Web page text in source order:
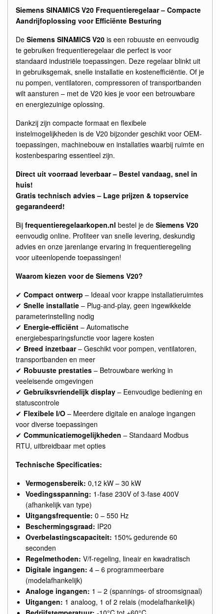
Siemens SINAMICS V20 Frequentieregelaar – Compacte
Aandrijfoplossing voor Efficiënte Besturing
De Siemens SINAMICS V20 is een robuuste en eenvoudig
te gebruiken frequentieregelaar die perfect is voor
standaard industriële toepassingen. Deze regelaar blinkt uit
in gebruiksgemak, snelle installatie en kostenefficiëntie. Of je
nu pompen, ventilatoren, compressoren of transportbanden
wilt aansturen – met de V20 kies je voor een betrouwbare
en energiezuinige oplossing.
Dankzij zijn compacte formaat en flexibele
instelmogelijkheden is de V20 bijzonder geschikt voor OEM-
toepassingen, machinebouw en installaties waarbij ruimte en
kostenbesparing essentieel zijn.
Direct uit voorraad leverbaar – Bestel vandaag, snel in
huis!
Gratis technisch advies – Lage prijzen & topservice
gegarandeerd!
Bij frequentieregelaarkopen.nl bestel je de Siemens V20
eenvoudig online. Profiteer van snelle levering, deskundig
advies en onze jarenlange ervaring in frequentieregeling
voor uiteenlopende toepassingen!
Waarom kiezen voor de Siemens V20?
✔ Compact ontwerp – Ideaal voor krappe installatieruimtes
✔ Snelle installatie – Plug-and-play, geen ingewikkelde
parameterinstelling nodig
✔ Energie-efficiënt – Automatische
energiebesparingsfunctie voor lagere kosten
✔ Breed inzetbaar– Geschikt voor pompen, ventilatoren,
transportbanden en meer
✔ Robuuste prestaties – Betrouwbare werking in
veeleisende omgevingen
✔ Gebruiksvriendelijk display – Eenvoudige bediening en
statuscontrole
✔ Flexibele I/O – Meerdere digitale en analoge ingangen
voor diverse toepassingen
✔ Communicatiemogelijkheden – Standaard Modbus
RTU, uitbreidbaar met opties
Technische Specificaties:
Vermogensbereik: 0,12 kW – 30 kW
Voedingsspanning: 1-fase 230V of 3-fase 400V
(afhankelijk van type)
Uitgangsfrequentie: 0 – 550 Hz
Beschermingsgraad: IP20
Overbelastingscapaciteit: 150% gedurende 60
seconden
Regelmethoden: V/f-regeling, lineair en kwadratisch
Digitale ingangen: 4 – 6 programmeerbare
(modelafhankelijk)
Analoge ingangen: 1 – 2 (spannings- of stroomsignaal)
Uitgangen: 1 analoog, 1 of 2 relais (modelafhankelijk)